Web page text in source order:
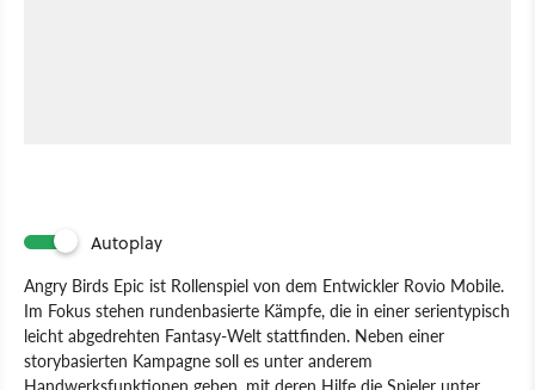
Autoplay
Angry Birds Epic ist Rollenspiel von dem Entwickler Rovio Mobile.
Im Fokus stehen rundenbasierte Kämpfe, die in einer serientypisch
leicht abgedrehten Fantasy-Welt stattfinden. Neben einer
storybasierten Kampagne soll es unter anderem
Handwerksfunktionen geben, mit deren Hilfe die Spieler unter